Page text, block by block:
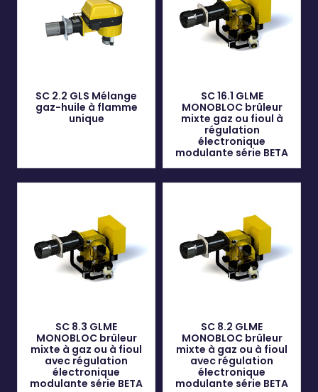
SC 2.2 GLS Mélange
gaz-huile à flamme
unique
SC 16.1 GLME
MONOBLOC brûleur
mixte gaz ou fioul à
régulation
électronique
modulante série BETA
SC 8.3 GLME
MONOBLOC brûleur
mixte à gaz ou à fioul
avec régulation
électronique
modulante série BETA
SC 8.2 GLME
MONOBLOC brûleur
mixte à gaz ou à fioul
avec régulation
électronique
modulante série BETA